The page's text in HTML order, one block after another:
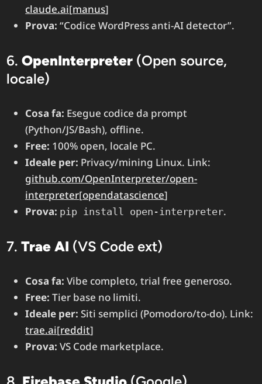
claude.ai[manus]​
Prova: “Codice WordPress anti-AI detector”.
6.OpenInterpreter (Open source,
locale)
Cosa fa: Esegue codice da prompt
(Python/JS/Bash), offline.
Free: 100% open, locale PC.
Ideale per: Privacy/mining Linux. Link:
github.com/OpenInterpreter/open-
interpreter[opendatascience]​
Prova: pip install open-interpreter.
7.Trae AI (VS Code ext)
Cosa fa: Vibe completo, trial free generoso.
Free: Tier base no limiti.
Ideale per: Siti semplici (Pomodoro/to-do). Link:
trae.ai[reddit]​
Prova: VS Code marketplace.